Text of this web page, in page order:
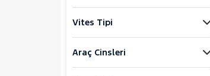
KIA
LANCIA
Vites Tipi
Araç Cinsleri